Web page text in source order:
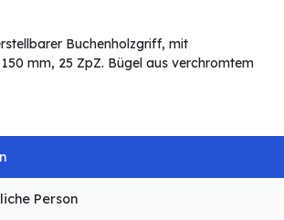
Buchenholzgriff, mit
mm, 25 ZpZ. Bügel aus verchromtem
Person